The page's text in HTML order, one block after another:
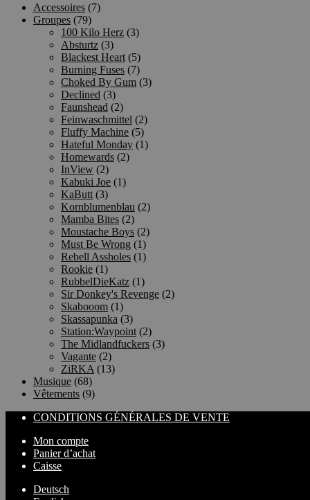
Accessoires (7)
Groupes (79)
100 Kilo Herz (3)
Absturtz (3)
Blackest Heart (5)
Burning Fuses (7)
Choked By Gum (3)
Declined (3)
Faunshead (2)
Feinwaschmittel (2)
Fluffy Machine (5)
Hateful Monday (1)
Homewards (2)
InView (2)
Kabuki Joe (1)
KaButt (3)
Kornblumenblau (2)
Mamba Bites (2)
Moustache Boys (2)
Must Be Wrong (1)
Rebell Assholes (1)
Rookie (1)
RubbelDieKatz (1)
Sir Donkey's Revenge (2)
Skabooom (1)
Skassapunka (3)
Station:Waypoint (2)
The Midlandfuckers (3)
Vagante (2)
ZiRKA (13)
Musique (68)
Vêtements (9)
CONDITIONS GÉNÉRALES DE VENTE
Mon compte
Panier d’achat
Caisse
Deutsch